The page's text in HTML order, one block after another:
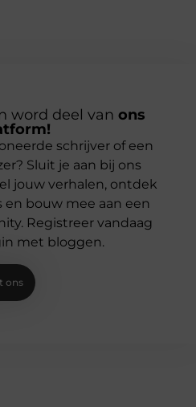
word deel van ons
schrijver of een
Sluit je aan bij ons
jouw verhalen, ontdek
en bouw mee aan een
Registreer vandaag
met bloggen.
ons